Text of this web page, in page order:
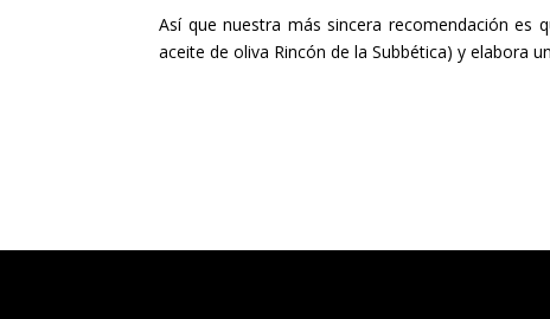
Así que nuestra más sincera recomendación es
aceite de oliva Rincón de la Subbética) y elabora